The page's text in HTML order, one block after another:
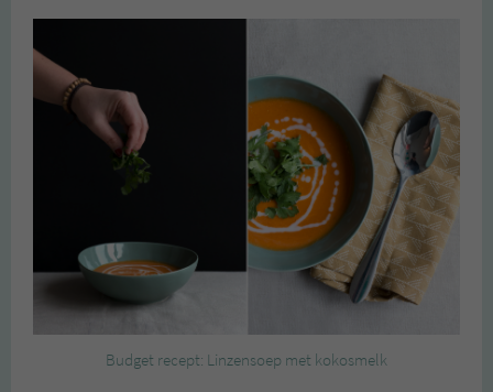
Budget recept: Linzensoep met kokosmelk